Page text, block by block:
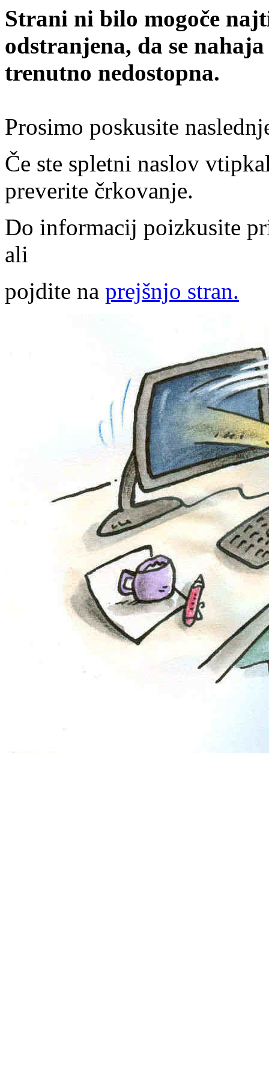
Strani ni bilo mogoče
odstranjena, da se
trenutno nedostopna.
Prosimo poskusite
Če ste spletni naslov
preverite črkovanje.
Do informacij poizkusite
ali
pojdite na prejšnjo stran.